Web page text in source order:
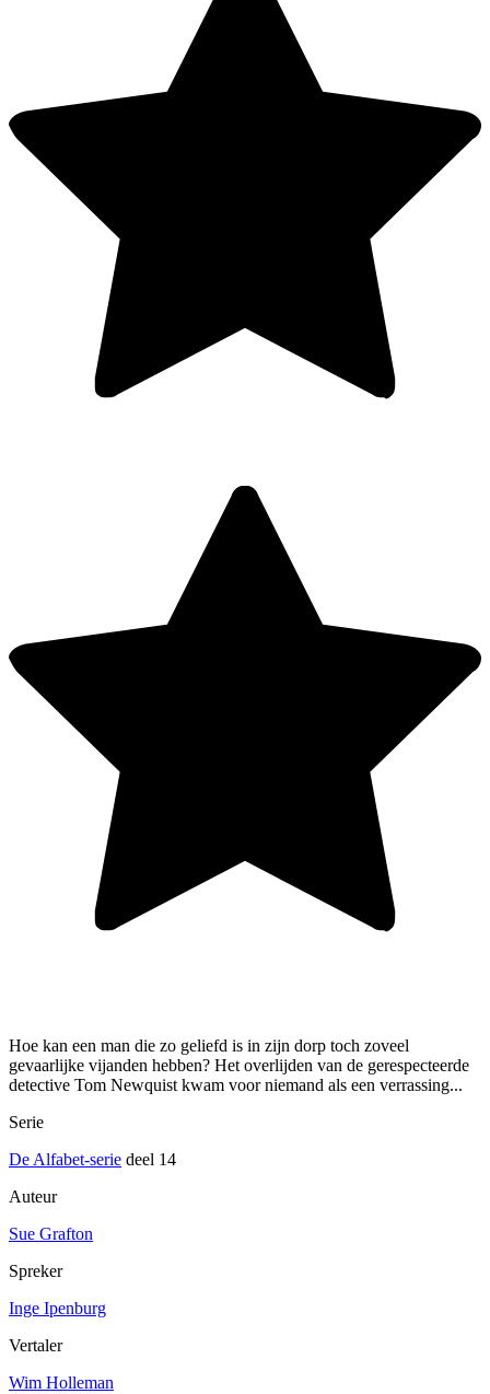
Hoe kan een man die zo geliefd is in zijn dorp toch zoveel
gevaarlijke vijanden hebben? Het overlijden van de gerespecteerde
detective Tom Newquist kwam voor niemand als een verrassing...
Serie
De Alfabet-serie deel 14
Auteur
Sue Grafton
Spreker
Inge Ipenburg
Vertaler
Wim Holleman